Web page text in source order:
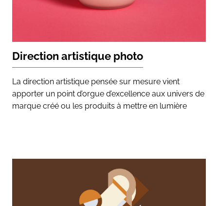
Direction artistique photo
La direction artistique pensée sur mesure vient
apporter un point d’orgue d’excellence aux univers de
marque créé ou les produits à mettre en lumière